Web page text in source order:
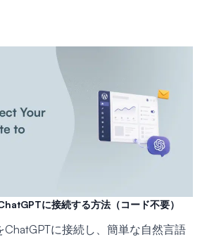
に接続する方法（コード不要）
ChatGPTに接続し、簡単な自然言語